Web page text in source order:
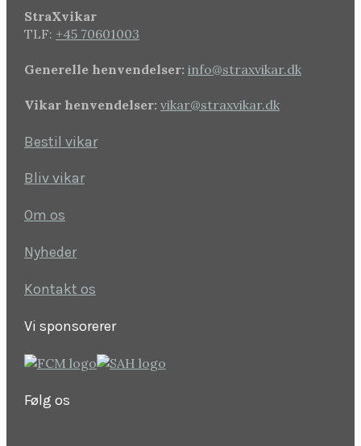
StraXvikar
TLF: +45 70601003
Generelle henvendelser: info@straxvikar.dk
Vikar henvendelser: vikar@straxvikar.dk
Bestil vikar
Bliv vikar
Om os
Nyheder
Kontakt os
Vi sponsorerer
Følg os